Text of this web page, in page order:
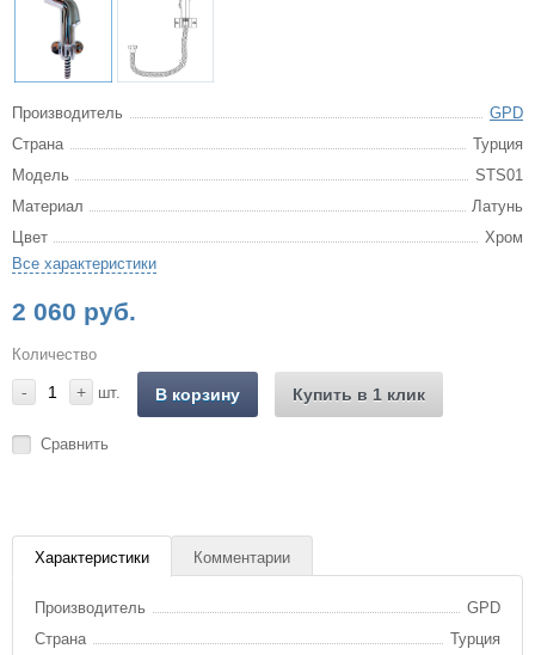
Производитель
GPD
Страна
Турция
Модель
STS01
Материал
Латунь
Цвет
Хром
Все характеристики
2 060 руб.
Количество
- + шт. В корзину Купить в 1 клик
Сравнить
Характеристики Комментарии
Производитель
GPD
Страна
Турция